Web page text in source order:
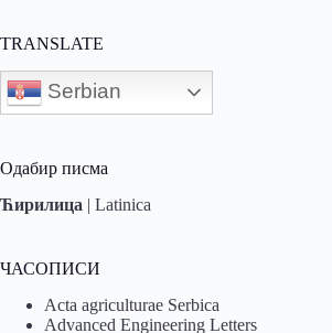
TRANSLATE
Serbian
Одабир писма
Ћирилица | Latinica
ЧАСОПИСИ
Acta agriculturae Serbica
Advanced Engineering Letters